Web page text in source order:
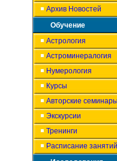
Архив Новостей
Обучение
Астрология
Астроминералогия
Нумерология
Курсы
Авторские семинары
Экскурсии
Тренинги
Расписание занятий